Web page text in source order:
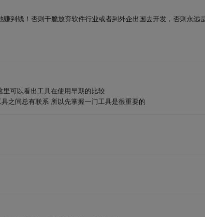
到钱！否则干脆放弃软件行业或者到外企出国去开发，否则永远
可以看出工具在使用早期的比较
之间总有联系 所以先掌握一门工具是很重要的